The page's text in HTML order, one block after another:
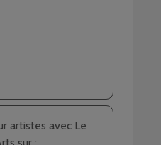
artistes avec Le